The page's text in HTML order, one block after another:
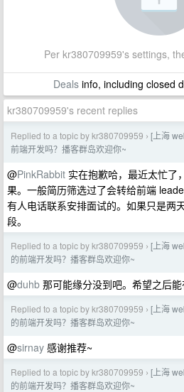
Per kr380709959's settings,
Dealsinfo, including closed
kr380709959's recent replies
Replied to a topic by kr380709959 › [上海
前端开发吗？播客群岛欢迎你~
@PinkRabbit 实在抱歉哈，最近太忙了
果。一般简历筛选过了会转给前端
有人电话联系安排面试的。如果只是两
段。
Replied to a topic by kr380709959 › [上海
的前端开发吗？播客群岛欢迎你~
@duhb 那可能缘分没到吧。希望之后
Replied to a topic by kr380709959 › [上海
的前端开发吗？播客群岛欢迎你~
@sirnay 感谢推荐~
Replied to a topic by kr380709959 › [上海
的前端开发吗？播客群岛欢迎你~